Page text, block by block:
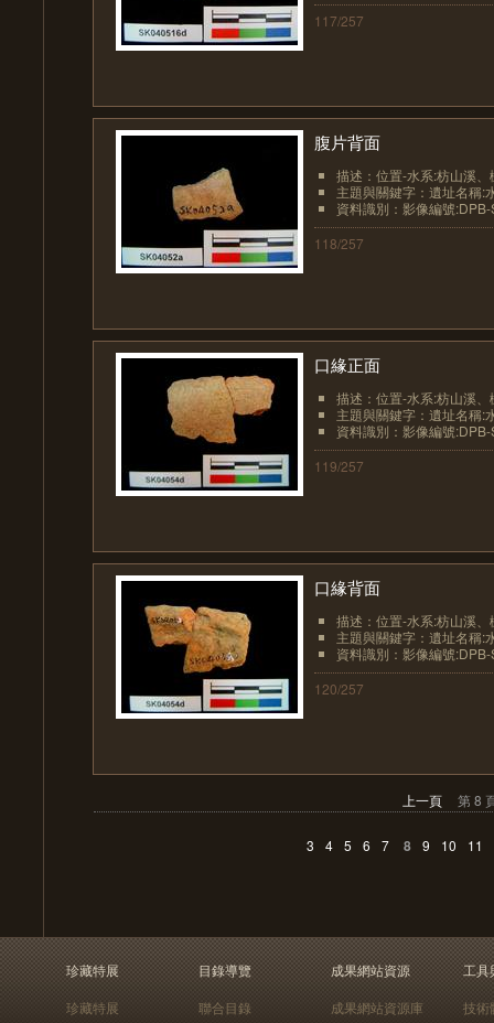
117/257
腹片背面
描述：位置-水系:枋山溪
主題與關鍵字：遺址名稱:
資料識別：影像編號
118/257
口緣正面
描述：位置-水系:枋山溪
主題與關鍵字：遺址名稱:
資料識別：影像編號
119/257
口緣背面
描述：位置-水系:枋山溪
主題與關鍵字：遺址名稱:
資料識別：影像編號
120/257
上一頁 第 8
3 4 5 6 7 8 9 10 11
珍藏特展
珍藏特展
目錄導覽
聯合目錄
成果網站資源
成果網站資源庫
工具
技術